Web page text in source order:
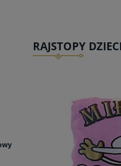
RAJSTOPY